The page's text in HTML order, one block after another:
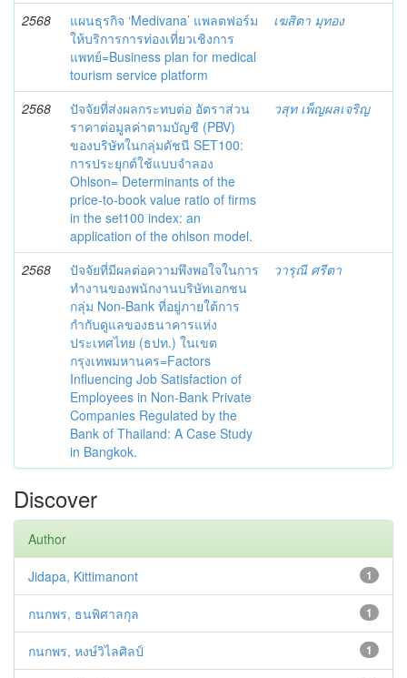
2568
แผนธุรกิจ ‘Medivana’ แพลตฟอร์ม
ให้บริการการท่องเที่ยวเชิงการ
แพทย์=Business plan for medical
tourism service platform
เฆสิตา มุทอง
2568
ปัจจัยที่ส่งผลกระทบต่อ อัตราส่วน
ราคาต่อมูลค่าตามบัญชี (PBV)
ของบริษัทในกลุ่มดัชนี SET100:
การประยุกต์ใช้แบบจำลอง
Ohlson= Determinants of the
price-to-book value ratio of firms
in the set100 index: an
application of the ohlson model.
วสุท เพ็ญผลเจริญ
2568
ปัจจัยที่มีผลต่อความพึงพอใจในการ
ทำงานของพนักงานบริษัทเอกชน
กลุ่ม Non-Bank ที่อยู่ภายใต้การ
กำกับดูแลของธนาคารแห่ง
ประเทศไทย (ธปท.) ในเขต
กรุงเทพมหานคร=Factors
Influencing Job Satisfaction of
Employees in Non-Bank Private
Companies Regulated by the
Bank of Thailand: A Case Study
in Bangkok.
วารุณี ศรีตา
Discover
Author
1
Jidapa, Kittimanont
1
กนกพร, ธนพิศาลกุล
1
กนกพร, หงษ์วิไลศิลป์